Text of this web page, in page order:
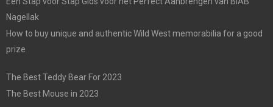
Nagellak
How to buy unique and authentic Wild West memorabilia for a good
prize
The Best Teddy Bear For 2023
The Best Mouse in 2023